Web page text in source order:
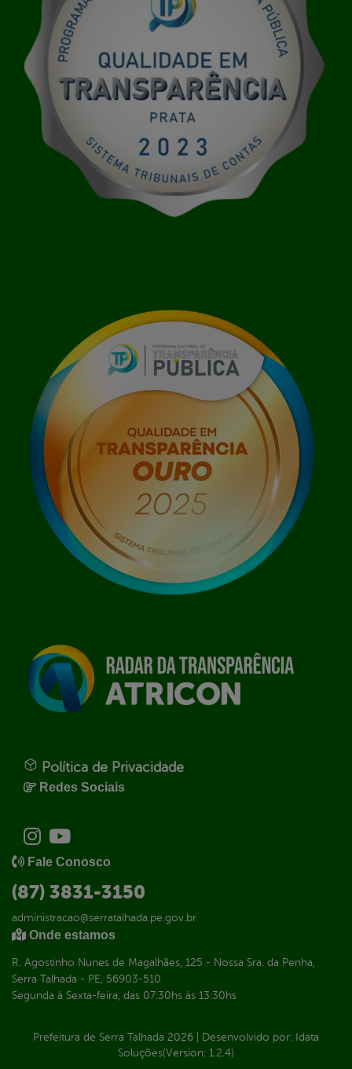
Política de Privacidade
Redes Sociais
Fale Conosco
(87) 3831-3150
administracao@serratalhada.pe.gov.br
Onde estamos
R. Agostinho Nunes de Magalhães, 125 - Nossa Sra. da Penha,
Serra Talhada - PE, 56903-510
Segunda à Sexta-feira, das 07:30hs às 13:30hs
Prefeitura de Serra Talhada 2026 Desenvolvido por: Idata
Soluções(Version: 1.2.4)